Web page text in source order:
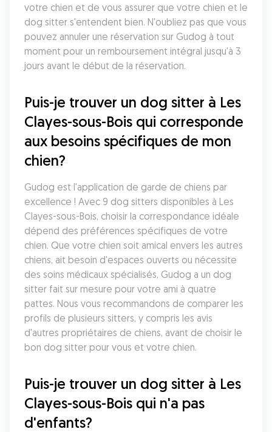
votre chien et de vous assurer que votre chien et le
dog sitter s'entendent bien. N'oubliez pas que vous
pouvez annuler une réservation sur Gudog à tout
moment pour un remboursement intégral jusqu'à 3
jours avant le début de la réservation.
Puis-je trouver un dog sitter à Les
Clayes-sous-Bois qui corresponde
aux besoins spécifiques de mon
chien?
Gudog est l'application de garde de chiens par
excellence ! Avec 9 dog sitters disponibles à Les
Clayes-sous-Bois, choisir la correspondance idéale
dépend des préférences spécifiques de votre
chien. Que votre chien soit amical envers les autres
chiens, ait besoin d'espaces ouverts ou nécessite
des soins médicaux spécialisés, Gudog a un dog
sitter fait sur mesure pour votre ami à quatre
pattes. Nous vous recommandons de comparer les
profils de plusieurs sitters, y compris les avis
d'autres propriétaires de chiens, avant de choisir le
bon dog sitter pour vous et votre chien.
Puis-je trouver un dog sitter à Les
Clayes-sous-Bois qui n'a pas
d'enfants?